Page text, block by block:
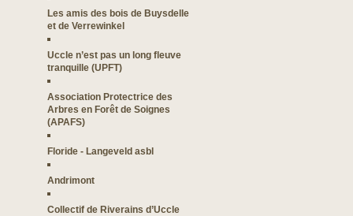
Les amis des bois de Buysdelle
et de Verrewinkel
Uccle n’est pas un long fleuve
tranquille (UPFT)
Association Protectrice des
Arbres en Forêt de Soignes
(APAFS)
Floride - Langeveld asbl
Andrimont
Collectif de Riverains d’Uccle